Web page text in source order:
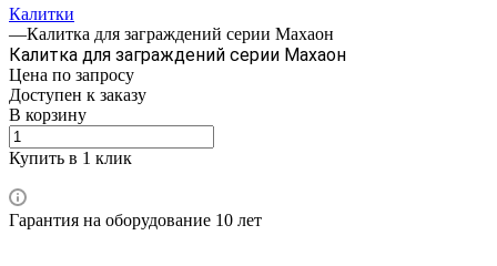
Калитки
—Калитка для заграждений серии Махаон
Калитка для заграждений серии Махаон
Цена по запросу
Доступен к заказу
В корзину
Купить в 1 клик
Гарантия на оборудование 10 лет